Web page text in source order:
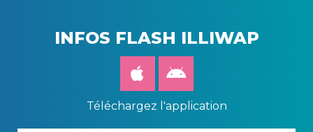
INFOS FLASH ILLIWAP
Téléchargez l'application